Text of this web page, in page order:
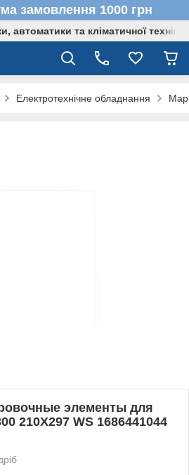
замовлення 1000 грн
автоматики та кліматичної техніки
Електротехнічне обладнання
элементы для
210X297 WS 1686441044